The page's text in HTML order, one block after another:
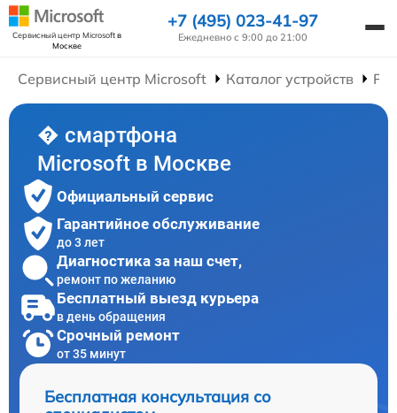
Сервисный центр Microsoftв
Москве
+7 (495) 023-41-97
Ежедневно с 9:00 до 21:00
Сервисный центр Microsoft Каталог устройств
� смартфона
Microsoft в Москве
Официальный сервис
Гарантийное обслуживание
до 3 лет
Диагностика за наш счет,
ремонт по желанию
Бесплатный выезд курьера
в день обращения
Срочный ремонт
от 35 минут
Бесплатная консультация со